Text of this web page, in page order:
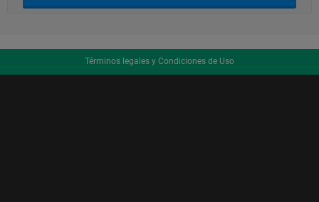
Términos legales y Condiciones de Uso